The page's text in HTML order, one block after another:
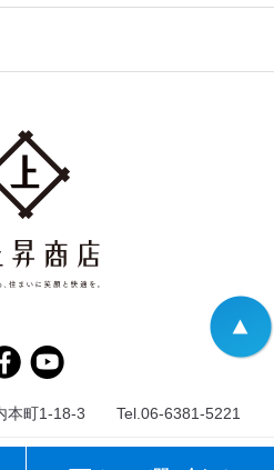
本町1-18-3 Tel.06-6381-5221